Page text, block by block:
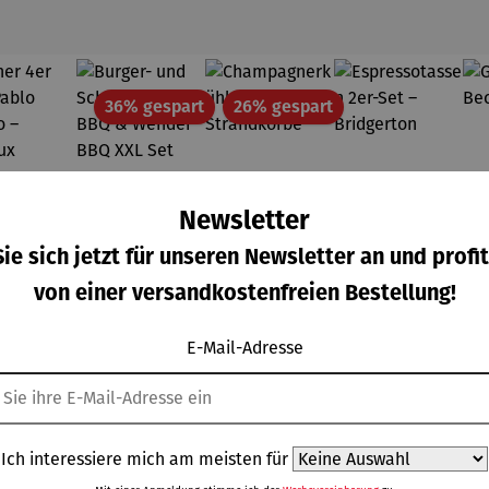
36% gespartRabatt
Burger-
26% gespartRabatt
Champagn Espressot
Newsletter
sich jetzt für unseren Newsletter an und
von einer versandkostenfreien Bestellung!
E-Mail-Adresse
Ich interessiere mich am meisten für